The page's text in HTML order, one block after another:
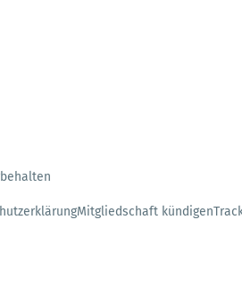
Mitgliedschaft kündigen